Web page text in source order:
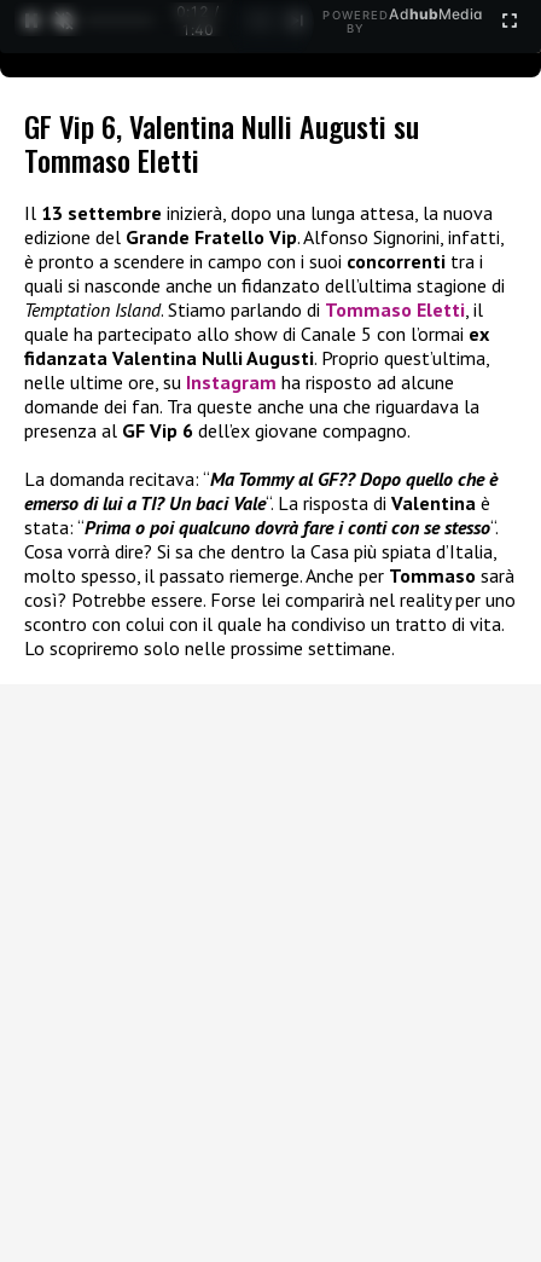
0:12 /
1:40
POWERED
BY
AdhubMedia
GF Vip 6, Valentina Nulli Augusti su
Tommaso Eletti
Il 13 settembre inizierà, dopo una lunga attesa, la nuova
edizione del Grande Fratello Vip. Alfonso Signorini, infatti,
è pronto a scendere in campo con i suoi concorrenti tra i
quali si nasconde anche un fidanzato dell’ultima stagione di
Temptation Island. Stiamo parlando di Tommaso Eletti, il
quale ha partecipato allo show di Canale 5 con l’ormai ex
fidanzata Valentina Nulli Augusti. Proprio quest’ultima,
nelle ultime ore, su Instagram ha risposto ad alcune
domande dei fan. Tra queste anche una che riguardava la
presenza al GF Vip 6 dell’ex giovane compagno.
La domanda recitava: “Ma Tommy al GF?? Dopo quello che è
emerso di lui a TI? Un baci Vale“. La risposta di Valentina è
stata: “Prima o poi qualcuno dovrà fare i conti con se stesso“.
Cosa vorrà dire? Si sa che dentro la Casa più spiata d’Italia,
molto spesso, il passato riemerge. Anche per Tommaso sarà
così? Potrebbe essere. Forse lei comparirà nel reality per uno
scontro con colui con il quale ha condiviso un tratto di vita.
Lo scopriremo solo nelle prossime settimane.